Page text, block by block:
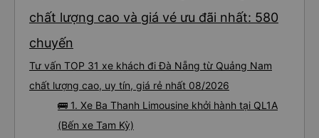
chất lượng cao và giá vé ưu đãi nhất: 580
chuyến
Tư vấn TOP 31 xe khách đi Đà Nẵng từ Quảng Nam
chất lượng cao, uy tín, giá rẻ nhất 08/2026
🚌 1. Xe Ba Thanh Limousine khởi hành tại QL1A
(Bến xe Tam Kỳ)